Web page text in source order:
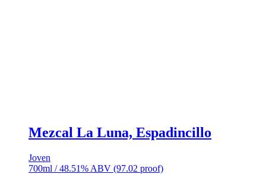
Mezcal La Luna, Espadincillo
Joven
700ml / 48.51% ABV (97.02 proof)